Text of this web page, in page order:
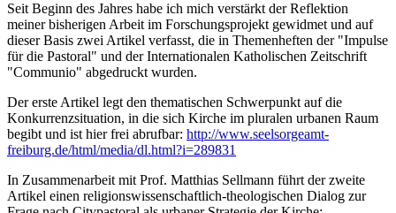
Seit Beginn des Jahres habe ich mich verstärkt der Reflektion
meiner bisherigen Arbeit im Forschungsprojekt gewidmet und auf
dieser Basis zwei Artikel verfasst, die in Themenheften der "Impulse
für die Pastoral" und der Internationalen Katholischen Zeitschrift
"Communio" abgedruckt wurden.
Der erste Artikel legt den thematischen Schwerpunkt auf die
Konkurrenzsituation, in die sich Kirche im pluralen urbanen Raum
begibt und ist hier frei abrufbar: http://www.seelsorgeamt-
freiburg.de/html/media/dl.html?i=289831
In Zusammenarbeit mit Prof. Matthias Sellmann führt der zweite
Artikel einen religionswissenschaftlich-theologischen Dialog zur